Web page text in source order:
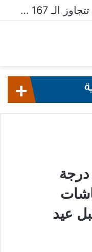
مكاسب البورصة المصرية تتجاوز الـ 167 مليار جنيه خلال أسبوع
درجة
عيد